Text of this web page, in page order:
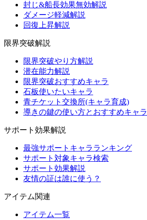
封じ&船長効果無効解説
ダメージ軽減解説
回復上昇解説
限界突破解説
限界突破やり方解説
潜在能力解説
限界突破おすすめキャラ
石板使いたいキャラ
青チケット交換所(キャラ育成)
導きの鍵の使い方とおすすめキャラ
サポート効果解説
最強サポートキャラランキング
サポート対象キャラ検索
サポート効果解説
友情の証は誰に使う？
アイテム関連
アイテム一覧